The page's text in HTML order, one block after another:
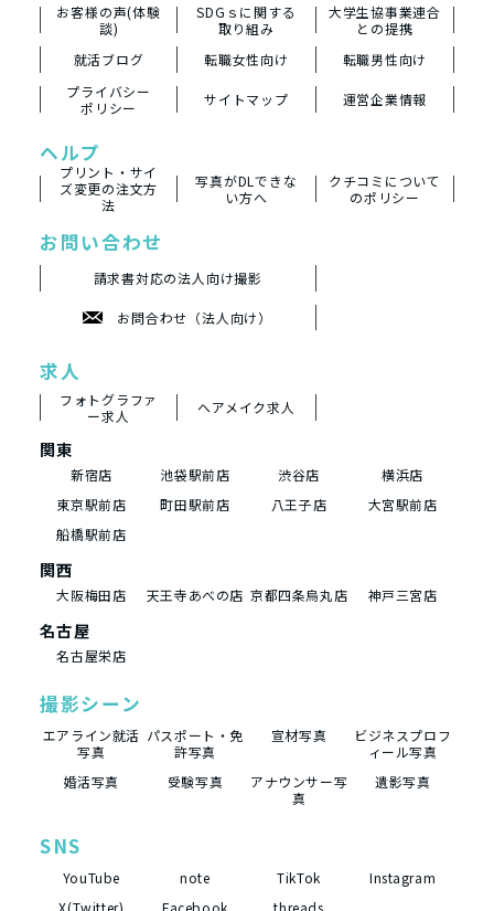
お客様の声(体験
談)
SDGｓに関する
取り組み
大学生協事業連合
との提携
就活ブログ
転職女性向け
転職男性向け
プライバシー
ポリシー
サイトマップ 運営企業情報
ヘルプ
プリント・サイ
ズ変更の注文方
法
写真がDLできな
い方へ
クチコミについて
のポリシー
お問い合わせ
請求書対応の法人向け撮影
お問合わせ（法人向け）
求人
フォトグラファ
ー求人
ヘアメイク求人
関東
新宿店 池袋駅前店 渋谷店
横浜店
東京駅前店
町田駅前店 八王子店
大宮駅前店
船橋駅前店
関西
大阪梅田店 天王寺あべの店 京都四条烏丸店 神戸三宮店
名古屋
名古屋栄店
撮影シーン
エアライン就活
写真
パスポート・免
許写真
宣材写真
ビジネスプロフ
ィール写真
婚活写真
受験写真
アナウンサー写
真
遺影写真
SNS
YouTube note TikTok
Instagram